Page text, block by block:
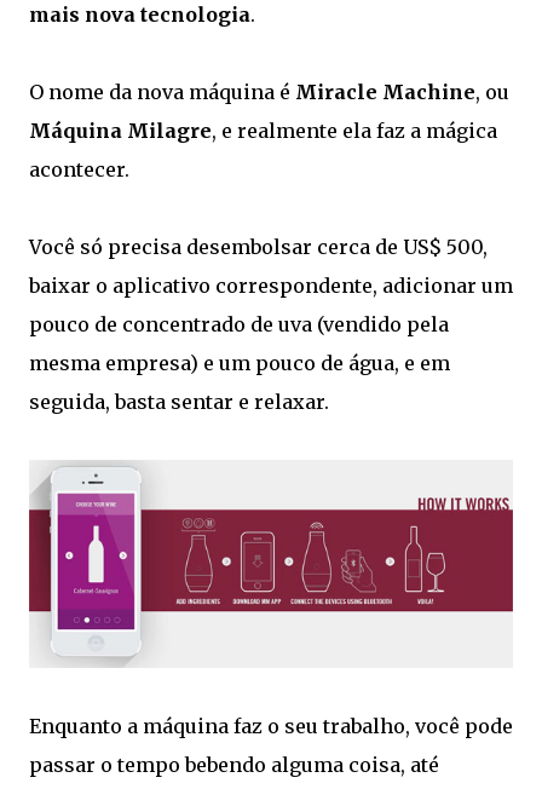
mais nova tecnologia.
O nome da nova máquina é Miracle Machine, ou
Máquina Milagre, e realmente ela faz a mágica
acontecer.
Você só precisa desembolsar cerca de US$ 500,
baixar o aplicativo correspondente, adicionar um
pouco de concentrado de uva (vendido pela
mesma empresa) e um pouco de água, e em
seguida, basta sentar e relaxar.
Enquanto a máquina faz o seu trabalho, você pode
passar o tempo bebendo alguma coisa, até